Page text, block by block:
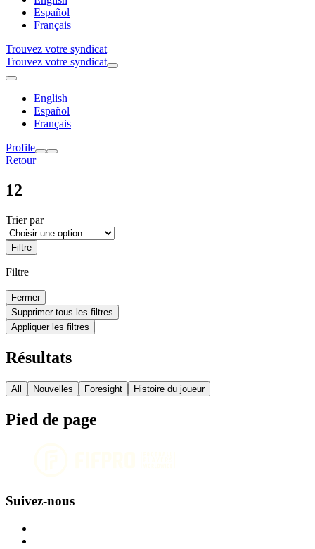
Español
Français
Trouvez votre syndicat
Trouvez votre syndicat
English
Español
Français
Profile
Retour
12
Trier par
Filtre
Filtre
Fermer
Supprimer tous les filtres
Appliquer les filtres
Résultats
All Nouvelles Foresight Histoire du joueur
Pied de page
Suivez-nous